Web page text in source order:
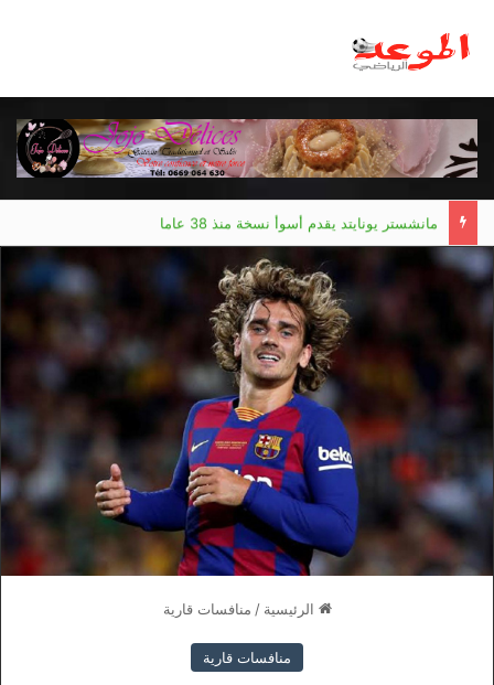
مانشستر يونايتد يقدم أسوأ نسخة منذ 38 عاما
الرئيسية / منافسات قارية
منافسات قارية